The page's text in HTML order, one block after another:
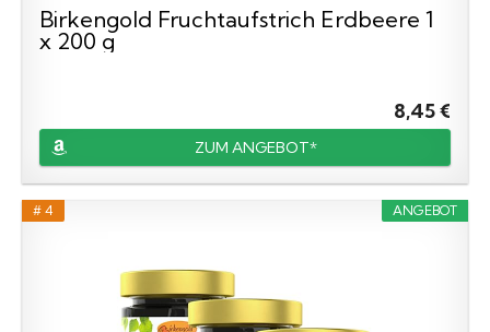
Birkengold Fruchtaufstrich Erdbeere 1
x 200 g
8,45 €
ZUM ANGEBOT*
ANGEBOT
# 4